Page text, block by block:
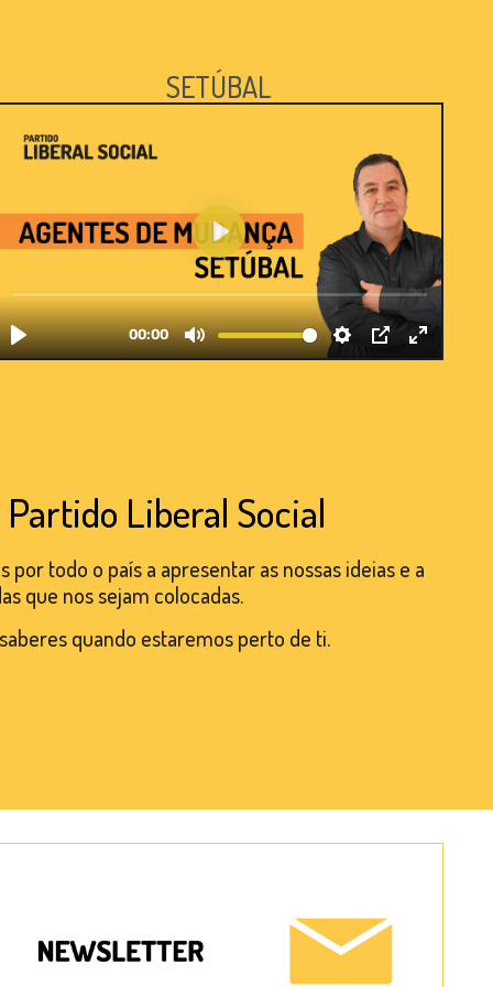
SETÚBAL
Liberal Social
todo o país a apresentar as nossas ideias e a
que nos sejam colocadas.
quando estaremos perto de ti.